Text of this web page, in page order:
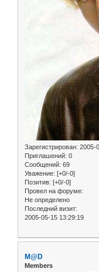
Зарегистрирован: 2005-
Приглашений: 0
Сообщений: 69
Уважение: [+0/-0]
Позитив: [+0/-0]
Провел на форуме:
Не определено
Последний визит:
2005-05-15 13:29:19
M@D
Members